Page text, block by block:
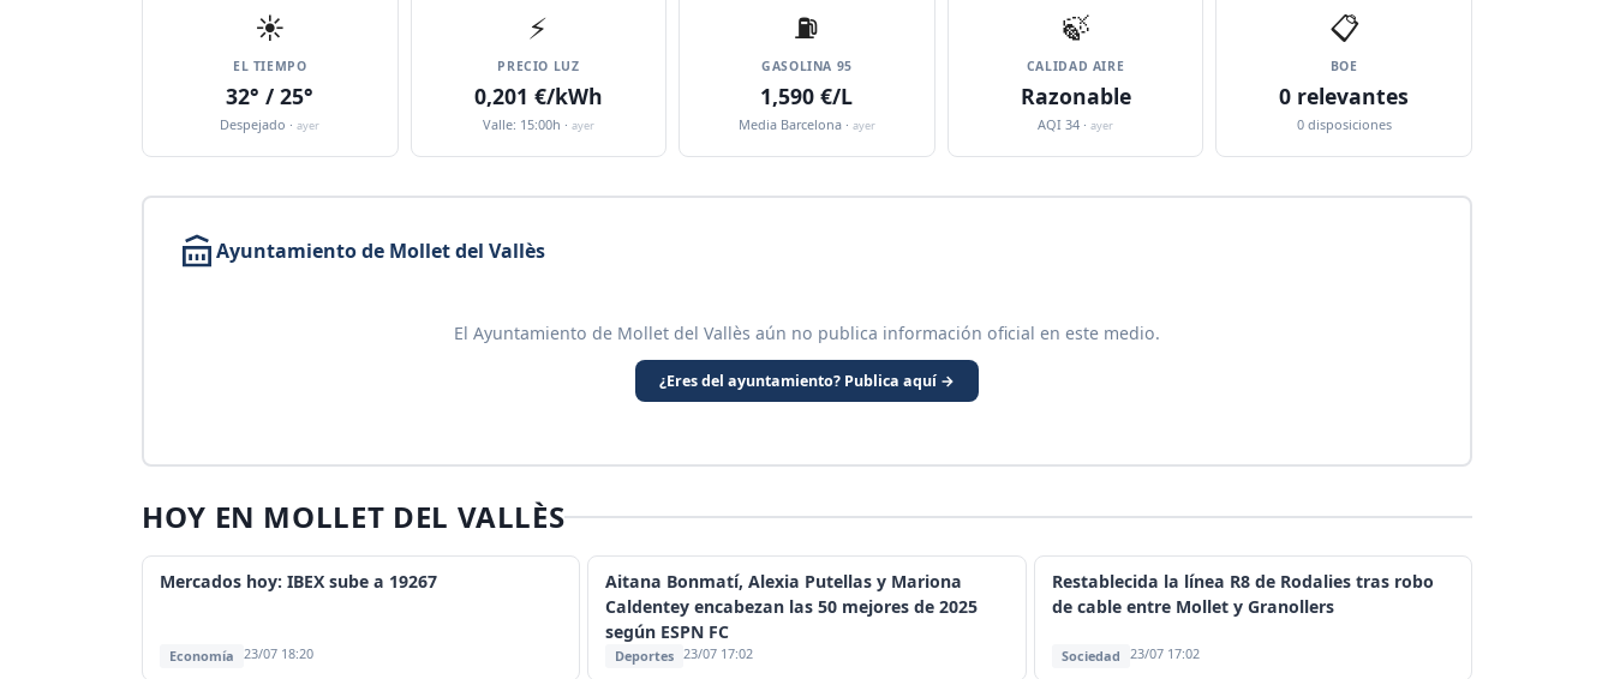
☀️
EL TIEMPO
32° / 25°
Despejado ·ayer
⚡
PRECIO LUZ
0,201 €/kWh
Valle: 15:00h · ayer
⛽️
GASOLINA 95
1,590 €/L
Media Barcelona · ayer
🍃
CALIDAD AIRE
Razonable
AQI 34 ·ayer
📋
BOE
0 relevantes
0 disposiciones
Ayuntamiento de Mollet del Vallès
El Ayuntamiento de Mollet del Vallès aún no publica información oficial en este medio.
¿Eres del ayuntamiento? Publica aquí →
HOY EN MOLLET DEL VALLÈS
Mercados hoy: IBEX sube a 19267
Economía 23/07 18:20
Aitana Bonmatí, Alexia Putellas y Mariona
Caldentey encabezan las 50 mejores de 2025
según ESPN FC
Deportes 23/07 17:02
Restablecida la línea R8 de Rodalies tras robo
de cable entre Mollet y Granollers
Sociedad 23/07 17:02